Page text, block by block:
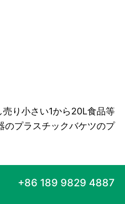
り小さい1から20L食品等
のプラスチックバケツのプ
+86 189 9829 4887